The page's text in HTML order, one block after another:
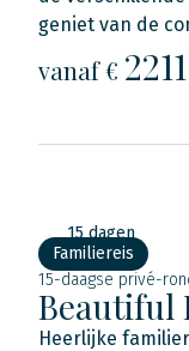
geniet van de
vanaf € 2211
15 dagen
Familiereis
15-daagse privé-
Beautiful
Heerlijke